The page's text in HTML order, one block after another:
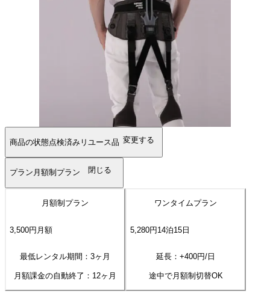
商品の状態点検済みリユース品 変更する
プラン 月額制プラン 閉じる
月額制プラン
3,500円 月額
最低レンタル期間：3ヶ月
月額課金の自動終了： 12ヶ月
ワンタイムプラン
5,280円14泊15日
延長：+400円/日
途中で月額制切替OK